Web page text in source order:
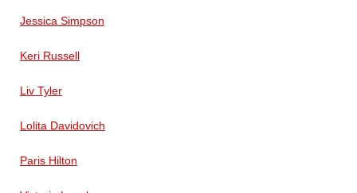
Jessica Simpson
Keri Russell
Liv Tyler
Lolita Davidovich
Paris Hilton